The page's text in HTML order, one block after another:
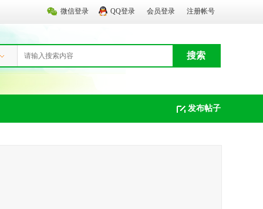
微信登录 QQ登录 会员登录 注册帐号
搜索
发布帖子